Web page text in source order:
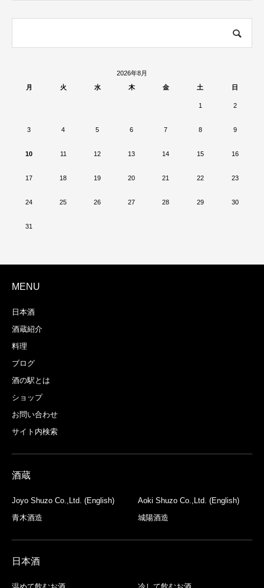
2026年8月
月
火 水 木 金 土 日
1 2
3 4 5 6 7 8 9
10 11 12 13 14 15 16
17 18 19 20 21 22 23
24 25 26 27 28 29 30
31
MENU
日本酒
酒蔵紹介
料理
ブログ
酒の駅とは
ショップ
お問い合わせ
サイト内検索
酒蔵
Joyo Shuzo Co.,Ltd. (English)
Aoki Shuzo Co.,Ltd. (English)
青木酒造
城陽酒造
日本酒